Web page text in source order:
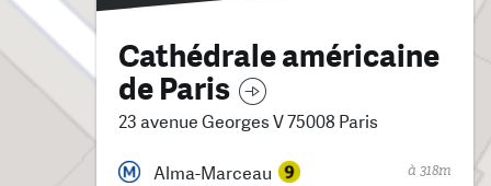
Cathédrale américaine
de Paris
23 avenue Georges V 75008 Paris
Alma-Marceau à 318m